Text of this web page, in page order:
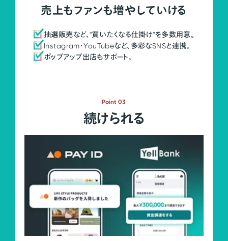
売上もファンも増やしていける
抽選販売など、"買いたくなる仕掛け"を多数用意。
Instagram・YouTubeなど、多彩なSNSと連携。
ポップアップ出店もサポート。
Point 03
続けられる